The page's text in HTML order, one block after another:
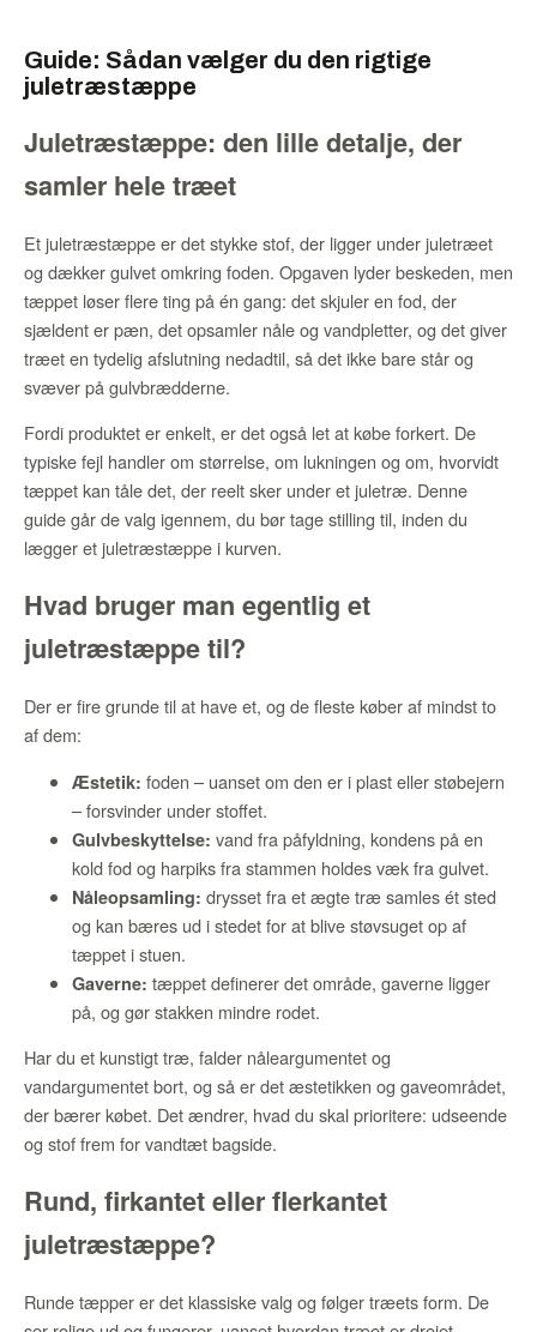
Guide: Sådan vælger du den rigtige
juletræstæppe
Juletræstæppe: den lille detalje, der
samler hele træet
Et juletræstæppe er det stykke stof, der ligger under juletræet
og dækker gulvet omkring foden. Opgaven lyder beskeden, men
tæppet løser flere ting på én gang: det skjuler en fod, der
sjældent er pæn, det opsamler nåle og vandpletter, og det giver
træet en tydelig afslutning nedadtil, så det ikke bare står og
svæver på gulvbrædderne.
Fordi produktet er enkelt, er det også let at købe forkert. De
typiske fejl handler om størrelse, om lukningen og om, hvorvidt
tæppet kan tåle det, der reelt sker under et juletræ. Denne
guide går de valg igennem, du bør tage stilling til, inden du
lægger et juletræstæppe i kurven.
Hvad bruger man egentlig et
juletræstæppe til?
Der er fire grunde til at have et, og de fleste køber af mindst to
af dem:
Æstetik: foden – uanset om den er i plast eller støbejern
– forsvinder under stoffet.
Gulvbeskyttelse: vand fra påfyldning, kondens på en
kold fod og harpiks fra stammen holdes væk fra gulvet.
Nåleopsamling: drysset fra et ægte træ samles ét sted
og kan bæres ud i stedet for at blive støvsuget op af
tæppet i stuen.
Gaverne: tæppet definerer det område, gaverne ligger
på, og gør stakken mindre rodet.
Har du et kunstigt træ, falder nåleargumentet og
vandargumentet bort, og så er det æstetikken og gaveområdet,
der bærer købet. Det ændrer, hvad du skal prioritere: udseende
og stof frem for vandtæt bagside.
Rund, firkantet eller flerkantet
juletræstæppe?
Runde tæpper er det klassiske valg og følger træets form. De